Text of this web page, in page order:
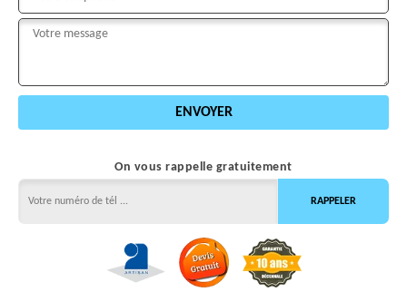
On vous rappelle gratuitement